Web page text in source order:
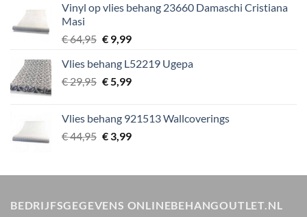
€ 29,95.€ 5,99.
Vinyl op vlies behang 23660 Damaschi Cristiana
Masi
€64,95 Oorspronkelijke
was:
€ 64,95.
€9,99Huidige
is:
€ 9,99.
Vlies behang L52219 Ugepa
€29,95 Oorspronkelijke
€ 29,95.
€5,99Huidige
€ 5,99.
Vlies behang 921513 Wallcoverings
€44,95 Oorspronkelijke
€ 44,95.
€3,99Huidige
€ 3,99.
BEDRIJFSGEGEVENS ONLINEBEHANGOUTLET.NL